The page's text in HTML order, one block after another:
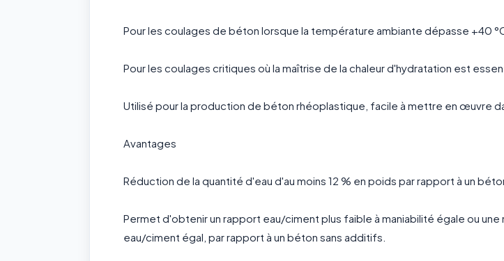
Pour les coulages de béton lorsque la température ambiante dépasse +40
Pour les coulages critiques où la maîtrise de la chaleur d'hydratation est
Utilisé pour la production de béton rhéoplastique, facile à mettre en œuvre
Avantages
Réduction de la quantité d'eau d'au moins 12 % en poids par rapport à un
Permet d'obtenir un rapport eau/ciment plus faible à maniabilité égale ou
eau/ciment égal, par rapport à un béton sans additifs.